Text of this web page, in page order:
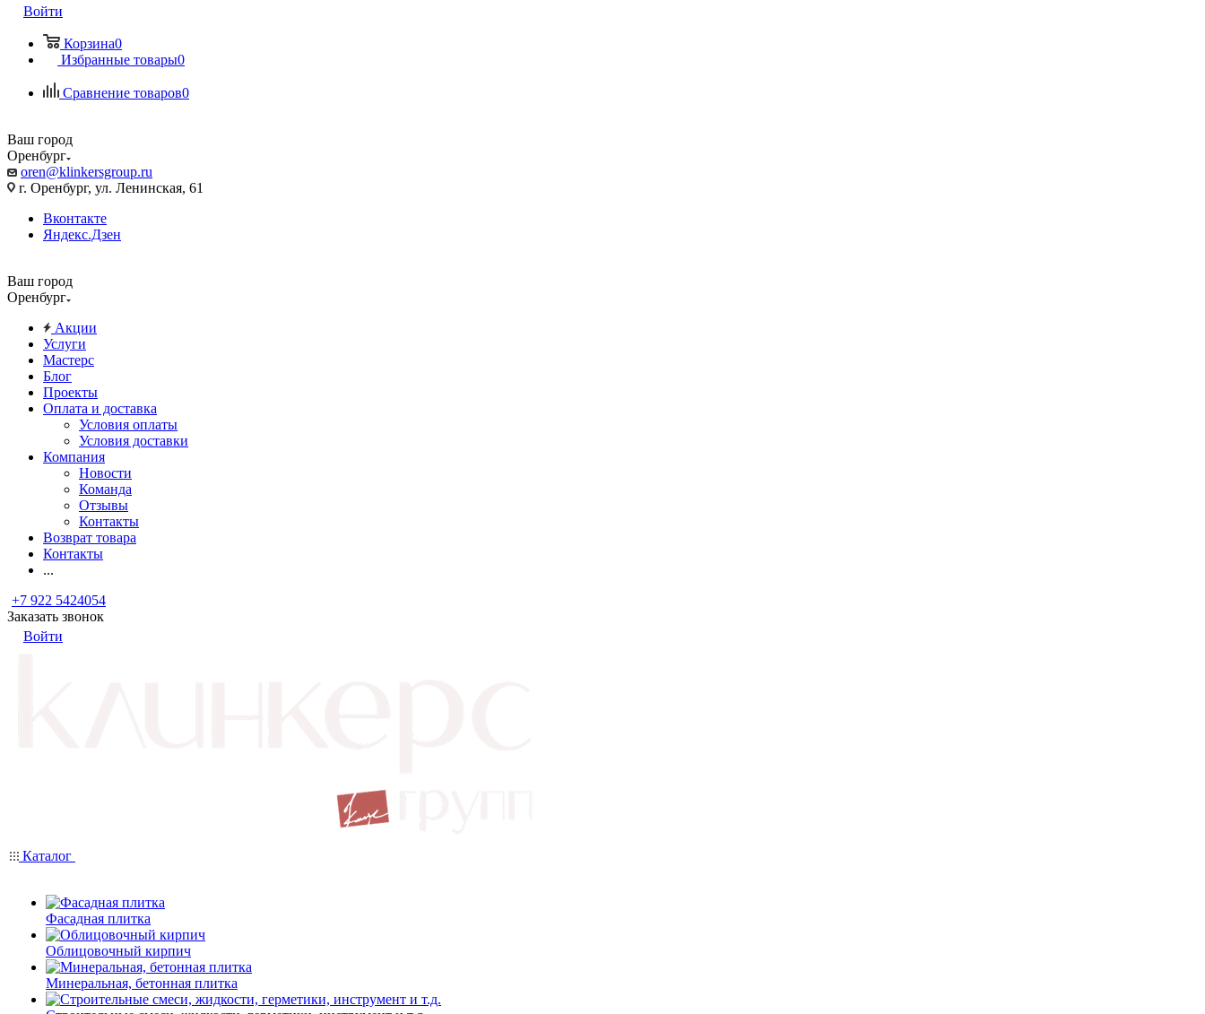
Войти
Корзина0
Избранные товары0
Сравнение товаров0
Ваш город
Оренбург
oren@klinkersgroup.ru
г. Оренбург, ул. Ленинская, 61
Вконтакте
Яндекс.Дзен
Ваш город
Оренбург
Акции
Услуги
Мастерс
Блог
Проекты
Оплата и доставка
Условия оплаты
Условия доставки
Компания
Новости
Команда
Отзывы
Контакты
Возврат товара
Контакты
...
+7 922 5424054
Заказать звонок
Войти
Каталог
Фасадная плитка
Облицовочный кирпич
Минеральная, бетонная плитка